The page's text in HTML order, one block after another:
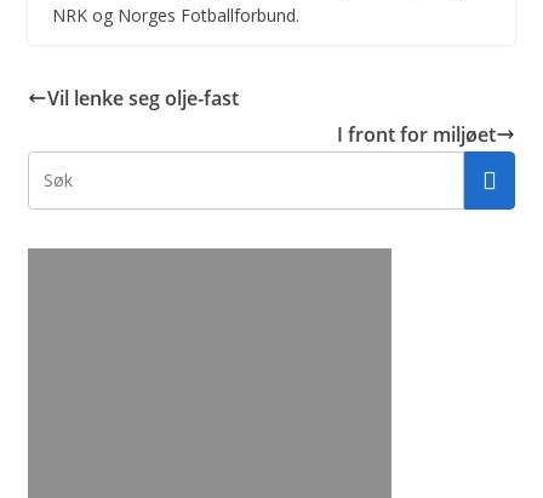
NRK og Norges Fotballforbund.
Vil lenke seg olje-fast
I front for miljøet